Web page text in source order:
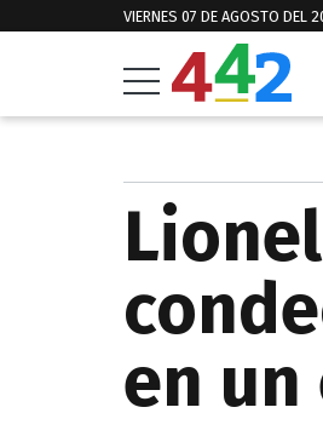
VIERNES 07 DE AGOSTO DEL
en